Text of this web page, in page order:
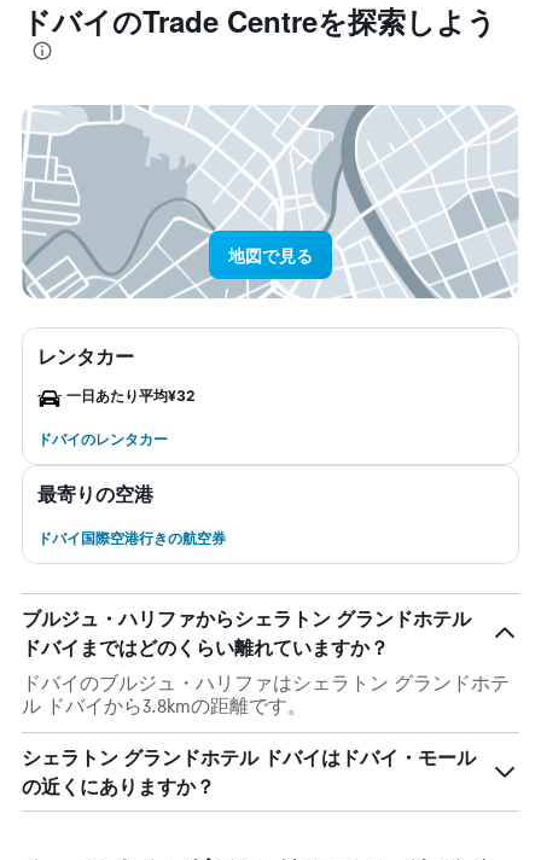
ドバイ​のTrade Centre​を探索しよう
地図で見る
レンタカー
一日あたり平均¥32
ドバイのレンタカー
最寄りの空港
ドバイ国際空港行きの航空券
ブルジュ・ハリファからシェラトン グランドホテル
ドバイまではどのくらい離れていますか？
ドバイのブルジュ・ハリファはシェラトン グランドホテ
ル ドバイから3.8kmの距離です。
シェラトン グランドホテル ドバイはドバイ・モール
の近くにありますか？